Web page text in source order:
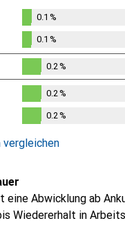
%
0.1 %
0.1%
0.1 %
0.2%
0.2 %
0.2%
0.2 %
0.2 %
vergleichen
eine Abwicklung ab
Wiedererhalt in